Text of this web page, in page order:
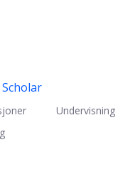
Undervisning